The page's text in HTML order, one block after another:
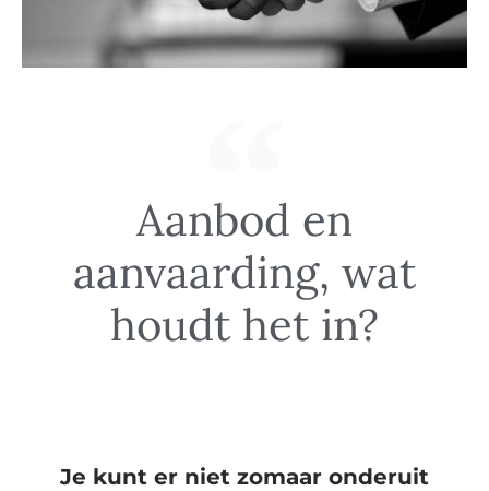
Aanbod en
aanvaarding, wat
houdt het in?
Je kunt er niet zomaar onderuit